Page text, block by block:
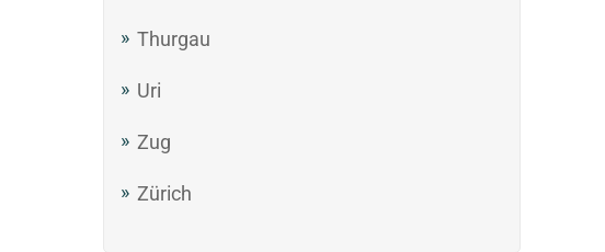
Thurgau
Uri
Zug
Zürich